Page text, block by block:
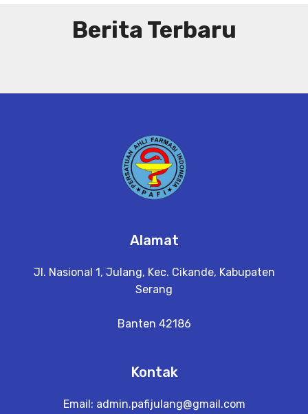
Berita Terbaru
Alamat
Jl. Nasional 1, Julang, Kec. Cikande, Kabupaten
Serang
Banten 42186
Kontak
Email: admin.pafijulang@gmail.com